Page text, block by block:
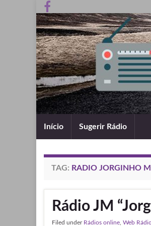
Início Sugerir Rádio
TAG: RADIO JORGINHO
Rádio JM
Filed under Rádios online Web